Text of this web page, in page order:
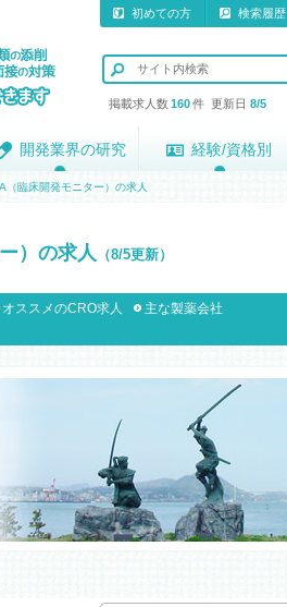
初めての方 検索履歴
掲載求人数160 件 更新日 8/5
開発業界の研究
開発業界の研究 経験/資格別
経験/資格別
（臨床開発モニター）の求人
）の求人 （8/5更新）
オススメのCRO求人
主な製薬会社